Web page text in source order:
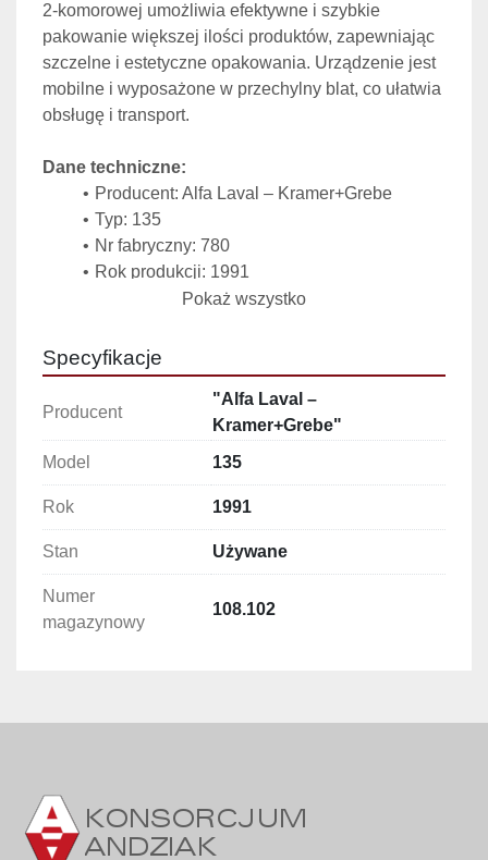
2-komorowej umożliwia efektywne i szybkie
pakowanie większej ilości produktów, zapewniając
szczelne i estetyczne opakowania. Urządzenie jest
mobilne i wyposażone w przechylny blat, co ułatwia
obsługę i transport.
Dane techniczne:
Producent: Alfa Laval – Kramer+Grebe
Typ: 135
Nr fabryczny: 780
Rok produkcji: 1991
Zasilanie: 220 V, 50 Hz, 16 A
kółkach)
Wymiary gabarytowe:
Długość: 1.460 mm
Szerokość: 850 mm
Wysokość z zamkniętą pokrywą: 1.200 mm
Wysokość z uniesioną pokrywą: 1.370 mm
Wymiary komory pakowania:
Szerokość: 410 mm
Długość listwy zgrzewającej: 540 mm
konstrukcja 2-komorowa zwiększa
wydajność pakowania.
Pokaż wszystko
Specyfikacje
Producent
"Alfa Laval –
Kramer+Grebe"
Model
135
Rok 1991
Stan Używane
Numer
magazynowy
108.102